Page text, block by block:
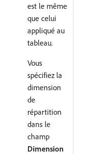
est le même
que celui
appliqué au
tableau.
Vous
spécifiez la
dimension
de
répartition
dans le
champ
Dimension